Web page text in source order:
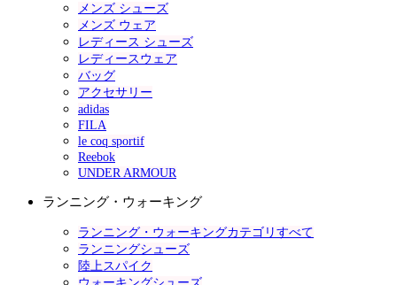
メンズ シューズ
メンズ ウェア
レディース シューズ
レディースウェア
バッグ
アクセサリー
adidas
FILA
le coq sportif
Reebok
UNDER ARMOUR
ランニング・ウォーキング
ランニング・ウォーキングカテゴリすべて
ランニングシューズ
陸上スパイク